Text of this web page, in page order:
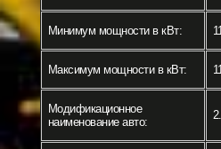
Минимум мощности в кВт:
Максимум мощности в кВт:
Модификационное
наименование авто: